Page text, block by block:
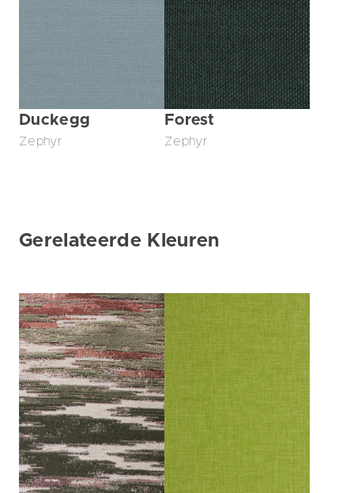
Duckegg
Zephyr
Forest
Zephyr
Gerelateerde Kleuren